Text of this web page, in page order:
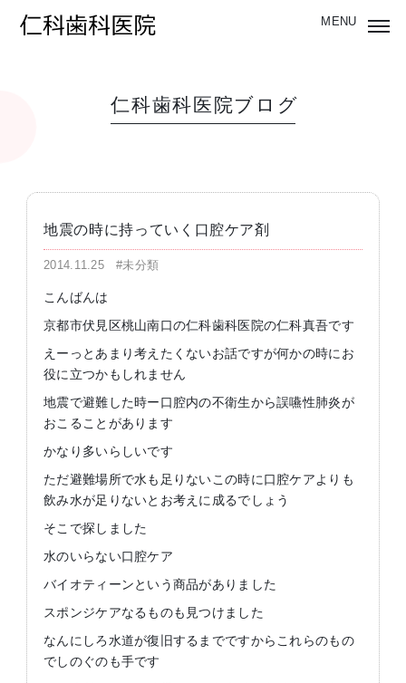
仁科歯科医院ブログ
地震の時に持っていく口腔ケア剤
2014.11.25#未分類
こんばんは
京都市伏見区桃山南口の仁科歯科医院の仁科真吾です
えーっとあまり考えたくないお話ですが何かの時にお
役に立つかもしれません
地震で避難した時ー口腔内の不衛生から誤嚥性肺炎が
おこることがあります
かなり多いらしいです
ただ避難場所で水も足りないこの時に口腔ケアよりも
飲み水が足りないとお考えに成るでしょう
そこで探しました
水のいらない口腔ケア
バイオティーンという商品がありました
スポンジケアなるものも見つけました
なんにしろ水道が復旧するまでですからこれらのもの
でしのぐのも手です